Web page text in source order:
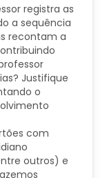
registra as
a sequência
recontam a
Justifique
o
com
outros) e